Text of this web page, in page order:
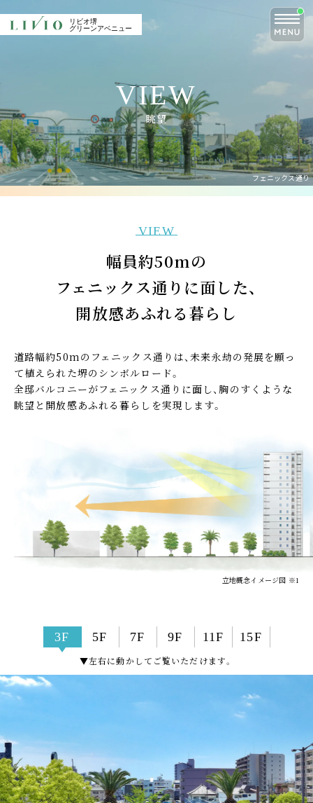
リビオ堺
グリーンアベニュー
リビオ堺
グリーンアベニュー
MERIT
完成物件を選ぶメリット
NEW ZEH-M / Low carbon
ZEH-M/低炭素
PICK UP
CONCEPT
コンセプト
ACCESS
アクセス
堺の未来
PLAN
QUALITY
MODEL ROOM
モデルルーム
BRAND
ブランド
VISITORS SITE MAP
INFORMATION
2025.12.23
なにわ筋線×利便性ページを公開しました。
クオリティ
2025.04.15
リビオ堺
グリーンアベニュー
物件の最新情報をお届けいたします。
LINEの友達だち追加はこちら
VIEW
眺望
フェニックス通り
VIEW
幅員約50mの
フェニックス通りに面した、
開放感あふれる暮らし
道路幅約50mのフェニックス通りは、未来永劫の発展を願っ
て植えられた堺のシンボルロード。
全邸バルコニーがフェニックス通りに面し、胸のすくような
眺望と開放感あふれる暮らしを実現します。
立地概念イメージ図 ※1
3F 5F 7F 9F 11F 15F
▼左右に動かしてご覧いただけます。